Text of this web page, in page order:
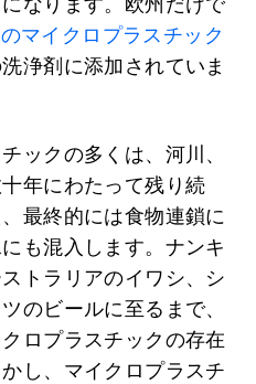
マイクロプラスチック
浄剤に添加されていま
ックの多くは、河川、
年にわたって残り続
最終的には食物連鎖に
も混入します。ナンキ
トラリアのイワシ、シ
のビールに至るまで、
ロプラスチックの存在
し、マイクロプラスチ